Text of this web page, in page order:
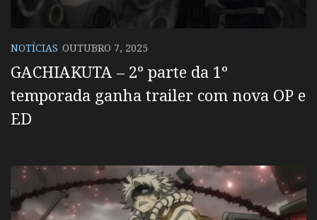
NOTÍCIAS OUTUBRO 7, 2025
GACHIAKUTA – 2º parte da 1º
temporada ganha trailer com nova OP e
ED